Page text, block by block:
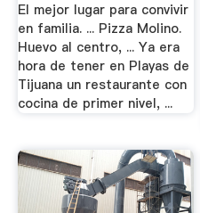
El mejor lugar para convivir
en familia. ... Pizza Molino.
Huevo al centro, ... Ya era
hora de tener en Playas de
Tijuana un restaurante con
cocina de primer nivel, ...